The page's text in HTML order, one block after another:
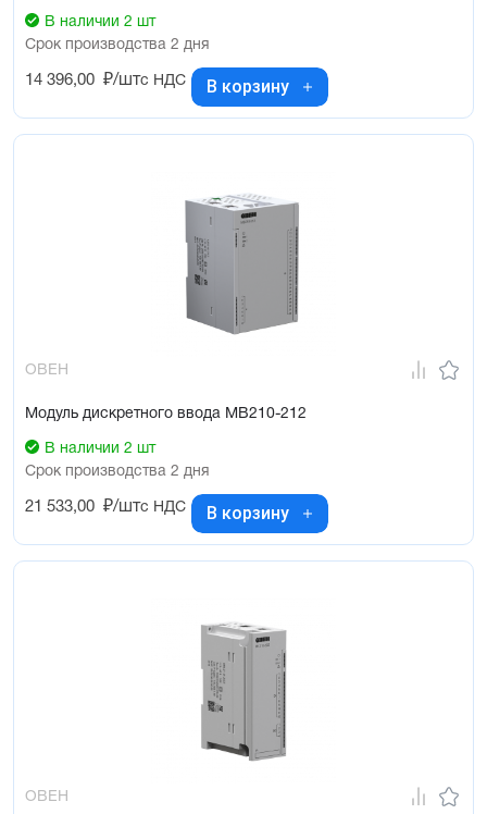
В наличии 2 шт
Срок производства 2 дня
14 396,00 ₽/штс НДС В корзину
ОВЕН
Модуль дискретного ввода МВ210-212
В наличии 2 шт
Срок производства 2 дня
21 533,00 ₽/штс НДС В корзину
ОВЕН